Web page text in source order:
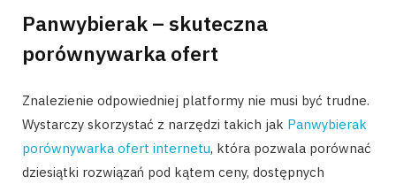
Panwybierak – skuteczna
porównywarka ofert
Znalezienie odpowiedniej platformy nie musi być trudne.
Wystarczy skorzystać z narzędzi takich jak Panwybierak
porównywarka ofert internetu, która pozwala porównać
dziesiątki rozwiązań pod kątem ceny, dostępnych